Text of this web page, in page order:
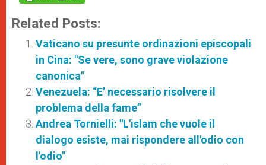
Related Posts:
Vaticano su presunte ordinazioni episcopali
in Cina: "Se vere, sono grave violazione
canonica"
Venezuela: “E’ necessario risolvere il
problema della fame”
Andrea Tornielli: "L'islam che vuole il
dialogo esiste, mai rispondere all'odio con
l'odio"